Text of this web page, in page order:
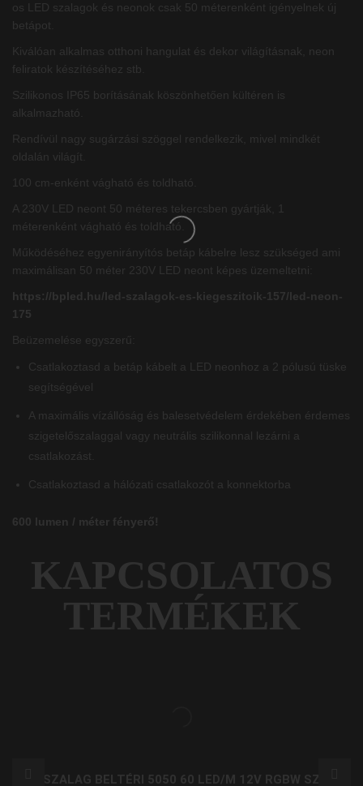
os LED szalagok és neonok csak 50 méterenként igényelnek új
betápot.
Kiválóan alkalmas otthoni hangulat és dekor világításnak, neon
feliratok készítéséhez stb.
Szilikonos IP65 borításának köszönhetően kültéren is
alkalmazható.
Rendívül nagy sugárzási szöggel rendelkezik, mivel mindkét
oldalán világít.
100 cm-enként vágható és toldható.
A 230V LED neont 50 méteres tekercsben gyártják, 1
méterenként vágható és toldható.
Működéséhez egyenirányítós betáp kábelre lesz szükséged ami
maximálisan 50 méter 230V LED neont képes üzemeltetni:
https://bpled.hu/led-szalagok-es-kiegeszitoik-157/led-neon-
175
Beüzemelése egyszerű:
Csatlakoztasd a betáp kábelt a LED neonhoz a 2 pólusú tüske
segítségével
A maximális vízállóság és balesetvédelem érdekében érdemes
szigetelőszalaggal vagy neutrális szilikonnal lezárni a
csatlakozást.
Csatlakoztasd a hálózati csatlakozót a konnektorba
600 lumen / méter fényerő!
KAPCSOLATOS
TERMÉKEK
LED SZALAG BELTÉRI 5050 60 LED/M 12V RGBW SZÍNES